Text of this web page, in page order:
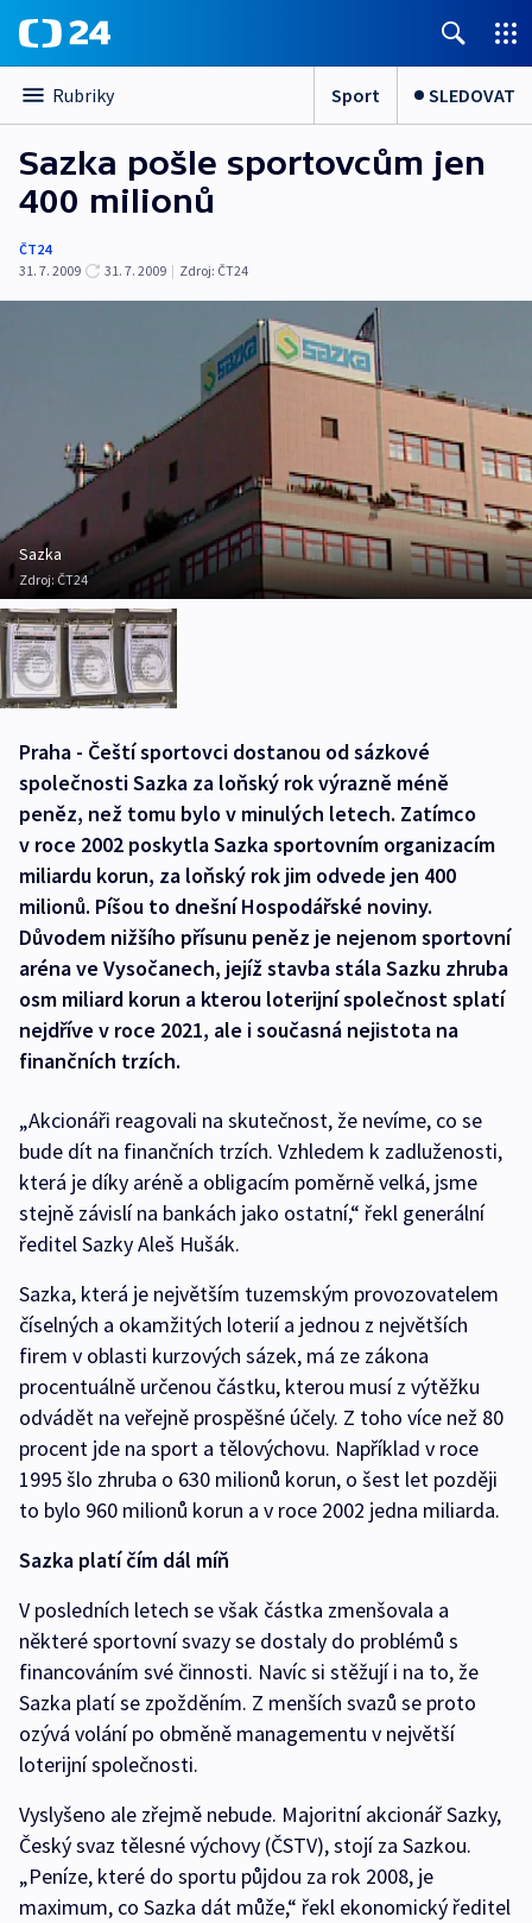
Rubriky Sport SLEDOVAT
Sazka pošle sportovcům jen
400 milionů
ČT24
31. 7. 2009
31. 7. 2009 | Zdroj: ČT24
Sazka
Zdroj: ČT24
Praha - Čeští sportovci dostanou od sázkové
společnosti Sazka za loňský rok výrazně méně
peněz, než tomu bylo v minulých letech. Zatímco
v roce 2002 poskytla Sazka sportovním organizacím
miliardu korun, za loňský rok jim odvede jen 400
milionů. Píšou to dnešní Hospodářské noviny.
Důvodem nižšího přísunu peněz je nejenom sportovní
aréna ve Vysočanech, jejíž stavba stála Sazku zhruba
osm miliard korun a kterou loterijní společnost splatí
nejdříve v roce 2021, ale i současná nejistota na
finančních trzích.
„Akcionáři reagovali na skutečnost, že nevíme, co se
bude dít na finančních trzích. Vzhledem k zadluženosti,
která je díky aréně a obligacím poměrně velká, jsme
stejně závislí na bankách jako ostatní,“ řekl generální
ředitel Sazky Aleš Hušák.
Sazka, která je největším tuzemským provozovatelem
číselných a okamžitých loterií a jednou z největších
firem v oblasti kurzových sázek, má ze zákona
procentuálně určenou částku, kterou musí z výtěžku
odvádět na veřejně prospěšné účely. Z toho více než 80
procent jde na sport a tělovýchovu. Například v roce
1995 šlo zhruba o 630 milionů korun, o šest let později
to bylo 960 milionů korun a v roce 2002 jedna miliarda.
Sazka platí čím dál míň
V posledních letech se však částka zmenšovala a
některé sportovní svazy se dostaly do problémů s
financováním své činnosti. Navíc si stěžují i na to, že
Sazka platí se zpožděním. Z menších svazů se proto
ozývá volání po obměně managementu v největší
loterijní společnosti.
Vyslyšeno ale zřejmě nebude. Majoritní akcionář Sazky,
Český svaz tělesné výchovy (ČSTV), stojí za Sazkou.
„Peníze, které do sportu půjdou za rok 2008, je
maximum, co Sazka dát může,“ řekl ekonomický ředitel